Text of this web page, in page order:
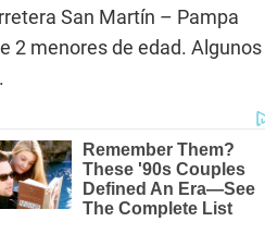
San Martín – Pampa
2 menores de edad. Algunos